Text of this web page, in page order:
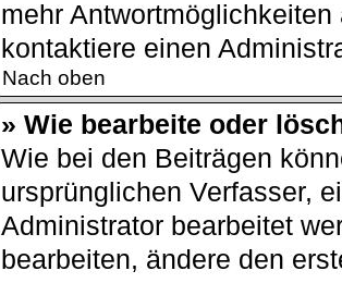
mehr
kontaktiere einen
Nach oben
» Wie bearbeite oder
Wie bei den Beiträgen
ursprünglichen Verfasser,
Administrator bearbeitet
bearbeiten, ändere den